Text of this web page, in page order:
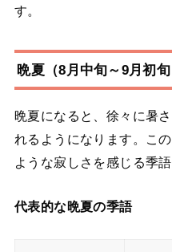
す。
晩夏（8月中旬～9月初
晩夏になると、徐々に暑
れるようになります。こ
ような寂しさを感じる季
代表的な晩夏の季語